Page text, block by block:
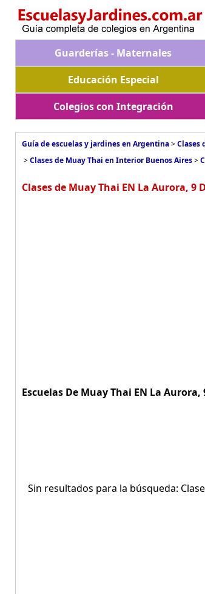
Guarderías - Maternales
Educación Especial
Colegios con Integración
Guía de escuelas y jardines en Argentina>Clases
>Clases de Muay Thai en Interior Buenos Aires>
Clases de Muay Thai EN La Aurora, 9
Escuelas De Muay Thai EN La
Sin resultados para la búsqueda: